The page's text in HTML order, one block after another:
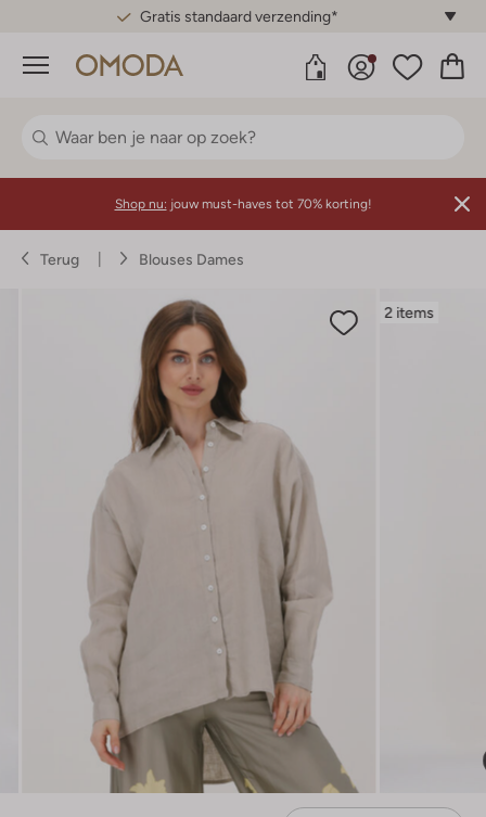
Gratis standaard verzending*
Menu
Shop nu: jouw must-haves tot 70% korting!
Terug Blouses Dames
2 items